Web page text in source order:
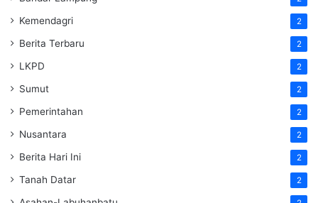
Kemendagri 2
Berita Terbaru 2
LKPD 2
Sumut 2
Pemerintahan 2
Nusantara 2
Berita Hari Ini 2
Tanah Datar 2